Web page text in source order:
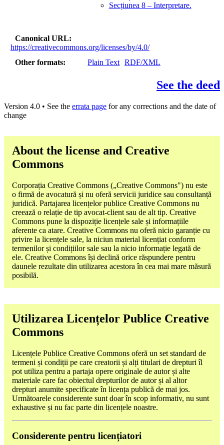
Secțiunea 8 – Interpretare.
Canonical URL
https://creativecommons.org/licenses/by/4.0/
Other formats
Plain Text RDF/XML
See the deed
Version 4.0 • See the errata page for any corrections and the date of
change
About the license and Creative
Commons
Corporația Creative Commons („Creative Commons") nu este
o firmă de avocatură și nu oferă servicii juridice sau consultanță
juridică. Partajarea licențelor publice Creative Commons nu
creează o relație de tip avocat-client sau de alt tip. Creative
Commons pune la dispoziție licențele sale și informațiile
aferente ca atare. Creative Commons nu oferă nicio garanție cu
privire la licențele sale, la niciun material licențiat conform
termenilor și condițiilor sale sau la nicio informație legată de
ele. Creative Commons își declină orice răspundere pentru
daunele rezultate din utilizarea acestora în cea mai mare măsură
posibilă.
Utilizarea Licențelor Publice Creative
Commons
Licențele Publice Creative Commons oferă un set standard de
termeni și condiții pe care creatorii și alți titulari de drepturi îl
pot utiliza pentru a partaja opere originale de autor și alte
materiale care fac obiectul drepturilor de autor și al altor
drepturi anumite specificate în licența publică de mai jos.
Următoarele considerente sunt doar în scop informativ, nu sunt
exhaustive și nu fac parte din licențele noastre.
Considerente pentru licențiatori